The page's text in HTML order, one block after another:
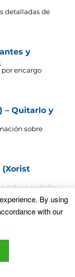
detalladas de
y
encargo
– Quitarlo y
sobre
coloca en todos
será
. By using
with our